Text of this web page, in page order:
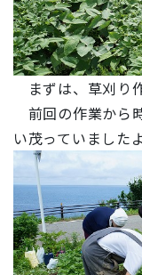
まずは、草刈り
前回の作業から
い茂っていました